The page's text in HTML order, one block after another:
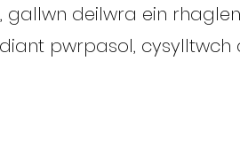
deilwra ein
pwrpasol, cysylltwch